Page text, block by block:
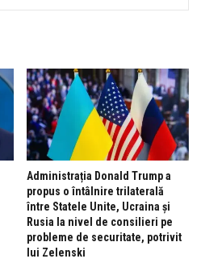
Administrația Donald Trump a
propus o întâlnire trilaterală
între Statele Unite, Ucraina și
Rusia la nivel de consilieri pe
probleme de securitate, potrivit
lui Zelenski